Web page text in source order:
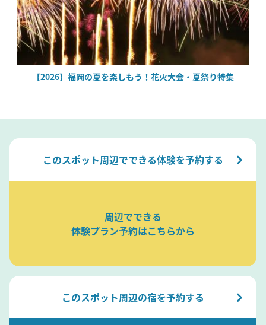
【2026】福岡の夏を楽しもう！花火大会・夏祭り特集
このスポット周辺でできる体験を予約する
周辺でできる
体験プラン予約はこちらから
このスポット周辺の宿を予約する